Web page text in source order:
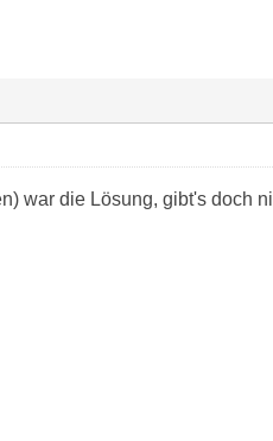
war die Lösung, gibt's doch